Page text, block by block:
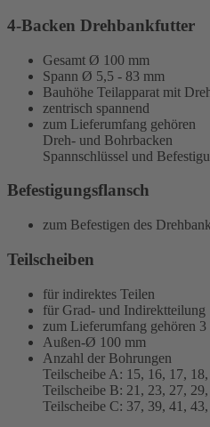
4-Backen Drehbankfutter
Gesamt Ø 100 mm
Spann Ø 5,5 - 83 mm
Bauhöhe Teilapparat mit
zentrisch spannend
zum Lieferumfang gehören
Dreh- und Bohrbacken
Spannschlüssel und
Befestigungsflansch
zum Befestigen des
Teilscheiben
für indirektes Teilen
für Grad- und Indirektteilung
zum Lieferumfang gehören
Außen-Ø 100 mm
Anzahl der Bohrungen
Teilscheibe A: 15, 16, 17,
Teilscheibe B: 21, 23, 27,
Teilscheibe C: 37, 39, 41,